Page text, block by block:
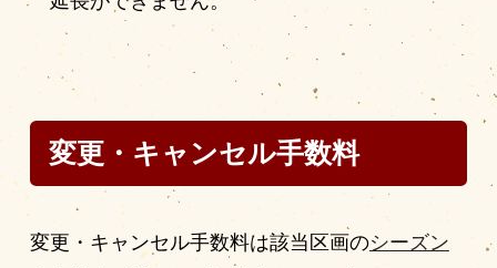
変更・キャンセル手数料
変更・キャンセル手数料は該当区画のシーズン